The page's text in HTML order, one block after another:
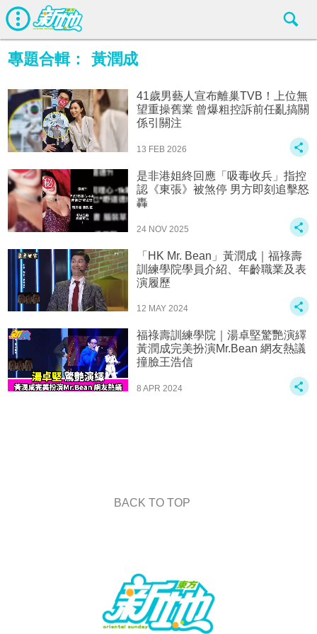
專題合輯： 黃潤成
41歲男藝人宣布離巢TVB！上位無
望重操舊業 曾爆粗控訴前任亂搞關
係引關注
13 FEB 2026
是非港姐終回應「吸毒收兵」指控
認《東張》被煞停 男方即刻追擊怒
轟
24 NOV 2025
「HK Mr. Bean」黃潤成｜福祿壽
訓練學院學員介紹、年齡職業及表
演履歷
12 MAY 2024
福祿壽訓練學院｜湯卓堅驚艷演繹
黃潤成完美扮演Mr.Bean 網友熱議
撞臉王浩信
8 APR 2024
BACK TO TOP